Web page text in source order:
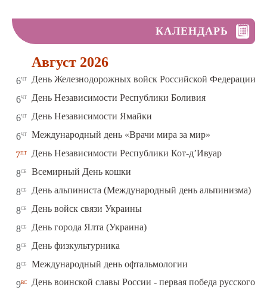
КАЛЕНДАРЬ
Август 2026
6чт День Железнодорожных войск Российской Федерации
6чт День Независимости Республики Боливия
6чт День Независимости Ямайки
6чт Международный день «Врачи мира за мир»
7пт День Независимости Республики Кот-д’Ивуар
8сб Всемирный День кошки
8сб День альпиниста (Международный день альпинизма)
8сб День войск связи Украины
8сб День города Ялта (Украина)
8сб День физкультурника
8сб Международный день офтальмологии
9вс
День воинской славы России - первая победа русского